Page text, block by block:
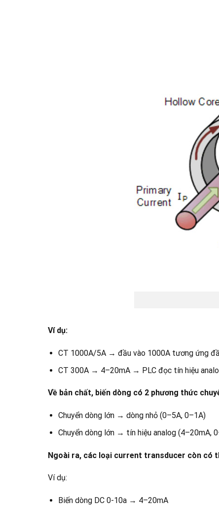
Ví dụ:
CT 1000A/5A → đầu vào 1000A tương ứng
CT 300A → 4–20mA → PLC đọc tín hiệu
Về bản chất, biến dòng có 2 phương thức
Chuyển dòng lớn → dòng nhỏ (0–5A, 0–1A)
Chuyển dòng lớn → tín hiệu analog (4–20mA,
Ngoài ra, các loại current transducer còn có
Ví dụ:
Biến dòng DC 0-10a → 4–20mA